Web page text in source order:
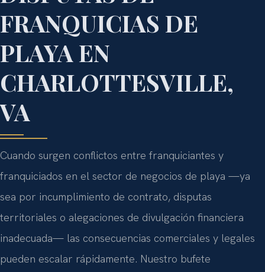
FRANQUICIAS DE
PLAYA EN
CHARLOTTESVILLE,
VA
Cuando surgen conflictos entre franquiciantes y
franquiciados en el sector de negocios de playa —ya
sea por incumplimiento de contrato, disputas
territoriales o alegaciones de divulgación financiera
inadecuada— las consecuencias comerciales y legales
pueden escalar rápidamente. Nuestro bufete